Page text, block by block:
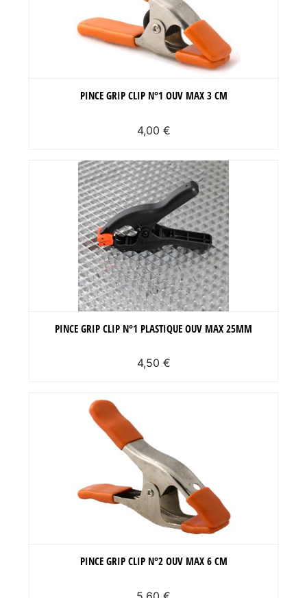
PINCE GRIP CLIP N°1 OUV MAX 3 CM
4,00 €
PINCE GRIP CLIP N°1 PLASTIQUE OUV MAX 25MM
4,50 €
PINCE GRIP CLIP N°2 OUV MAX 6 CM